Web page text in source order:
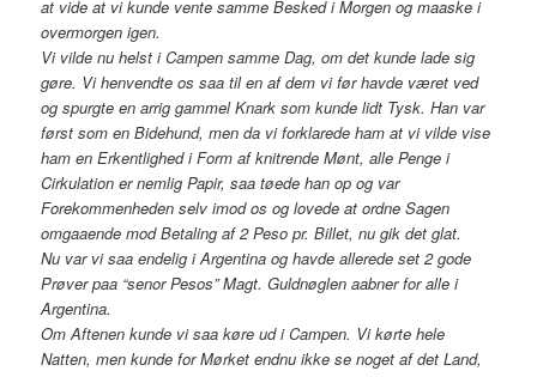
at vide at vi kunde vente samme Besked i Morgen og maaske i
overmorgen igen.
Vi vilde nu helst i Campen samme Dag, om det kunde lade sig
gøre. Vi henvendte os saa til en af dem vi før havde været ved
og spurgte en arrig gammel Knark som kunde lidt Tysk. Han var
først som en Bidehund, men da vi forklarede ham at vi vilde vise
ham en Erkentlighed i Form af knitrende Mønt, alle Penge i
Cirkulation er nemlig Papir, saa tøede han op og var
Forekommenheden selv imod os og lovede at ordne Sagen
omgaaende mod Betaling af 2 Peso pr. Billet, nu gik det glat.
Nu var vi saa endelig i Argentina og havde allerede set 2 gode
Prøver paa “senor Pesos” Magt. Guldnøglen aabner for alle i
Argentina.
Om Aftenen kunde vi saa køre ud i Campen. Vi kørte hele
Natten, men kunde for Mørket endnu ikke se noget af det Land,